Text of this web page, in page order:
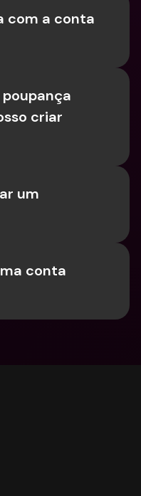
com a conta
criar
um
conta